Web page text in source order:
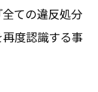
ての違反処分
度認識する事